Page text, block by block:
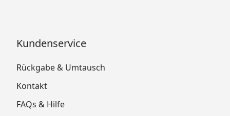
Kundenservice
Rückgabe & Umtausch
Kontakt
FAQs & Hilfe